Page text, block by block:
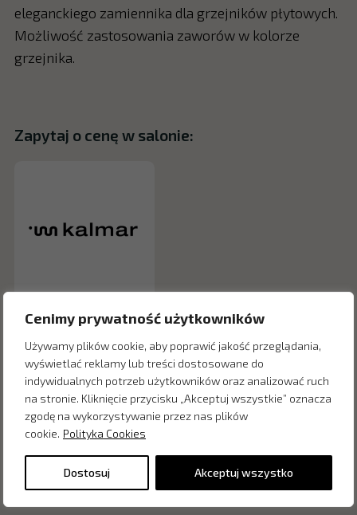
Cenimy prywatność użytkowników
Używamy plików cookie, aby poprawić jakość przeglądania,
wyświetlać reklamy lub treści dostosowane do
indywidualnych potrzeb użytkowników oraz analizować ruch
na stronie. Kliknięcie przycisku „Akceptuj wszystkie” oznacza
zgodę na wykorzystywanie przez nas plików
cookie. Polityka Cookies
Dostosuj Akceptuj wszystko
eleganckiego zamiennika dla grzejników płytowych.
Możliwość zastosowania zaworów w kolorze
grzejnika.
Zapytaj o cenę w salonie:
Inne produkty z kategorii